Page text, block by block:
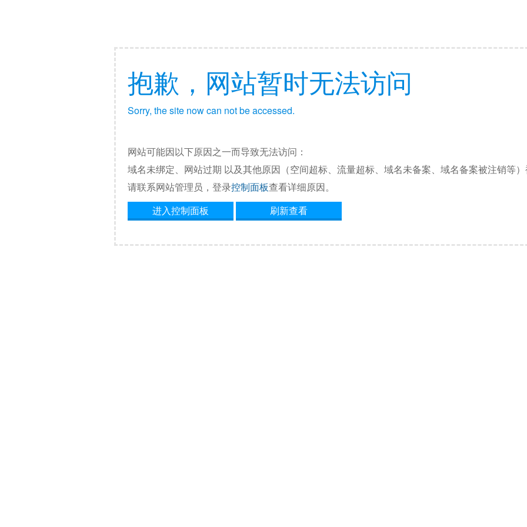
抱歉，网站暂时无法访问
Sorry, the site now can not be accessed.
网站可能因以下原因之一而导致无法访问：
域名未绑定、网站过期 以及其他原因（空间超标、流量超标、域名未备案、域名备案被注销等）
请联系网站管理员，登录控制面板查看详细原因。
进入控制面板
刷新查看